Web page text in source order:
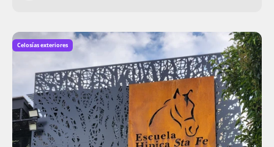
Celosías exteriores